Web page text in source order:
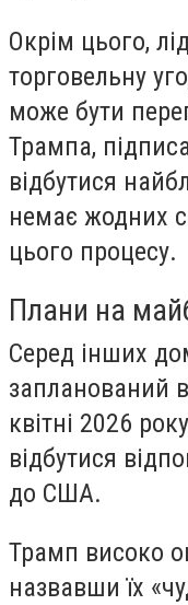
Окрім цього,
торговельну
може бути
Трампа,
відбутися
немає жодних
цього процесу.
Плани на
Серед інших
запланований
квітні 2026
відбутися
до США.
Трамп високо
назвавши їх